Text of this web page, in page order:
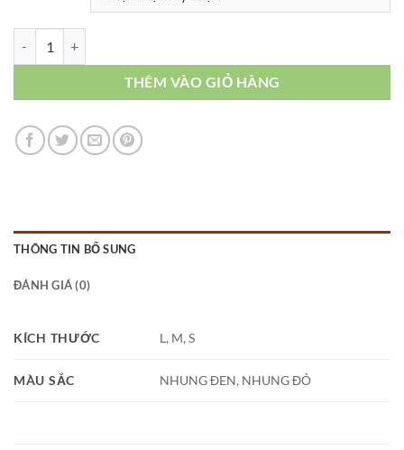
THÊM VÀO GIỎ HÀNG
THÔNG TIN BỔ SUNG
ĐÁNH GIÁ (0)
KÍCH THƯỚC L, M, S
MÀU SẮC NHUNG ĐEN, NHUNG ĐỎ